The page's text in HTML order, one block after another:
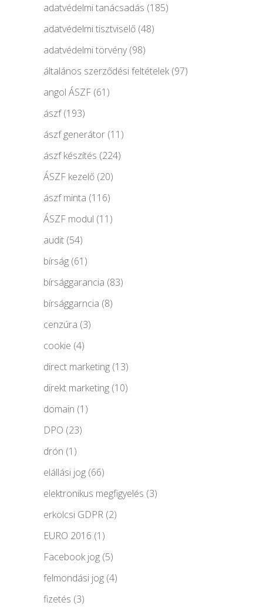
adatvédelmi tanácsadás (185)
adatvédelmi tisztviselő (48)
adatvédelmi törvény(98)
általános szerződési feltételek(97)
angol ÁSZF (61)
ászf(193)
ászf generátor (11)
ászf készítés (224)
ÁSZF kezelő (20)
ászf minta (116)
ÁSZF modul (11)
audit (54)
bírság (61)
bírsággarancia (83)
bírsággarncia (8)
cenzúra (3)
cookie (4)
direct marketing (13)
direkt marketing (10)
domain (1)
DPO (23)
drón (1)
elállási jog (66)
elektronikus megfigyelés (3)
erkölcsi GDPR (2)
EURO 2016 (1)
Facebook jog (5)
felmondási jog (4)
fizetés (3)